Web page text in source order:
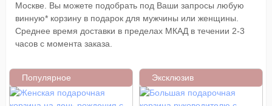
Москве. Вы можете подобрать под Ваши запросы любую
винную* корзину в подарок для мужчины или женщины.
Среднее время доставки в пределах МКАД в течении 2-3
часов с момента заказа.
Популярное Эксклюзив